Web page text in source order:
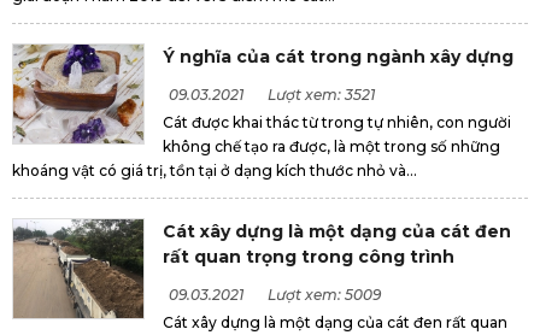
Ý nghĩa của cát trong ngành xây dựng
09.03.2021
Lượt xem: 3521
Cát được khai thác từ trong tự nhiên, con người
không chế tạo ra được, là một trong số những
khoáng vật có giá trị, tồn tại ở dạng kích thước nhỏ và...
Cát xây dựng là một dạng của cát đen
rất quan trọng trong công trình
09.03.2021
Lượt xem: 5009
Cát xây dựng là một dạng của cát đen rất quan